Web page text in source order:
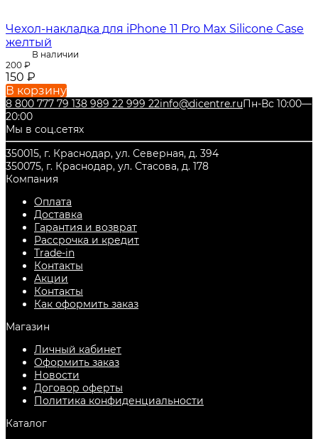
Чехол-накладка для iPhone 11 Pro Max Silicone Case
желтый
В наличии
200 ₽
150 ₽
В корзину
8 800 777 79 138 989 22 999 22info@dicentre.ruПн-Вс 10:00—
20:00
Мы в соц.сетях
350015, г. Краснодар, ул. Северная, д. 394
350075, г. Краснодар, ул. Стасова, д. 178
Компания
Оплата
Доставка
Гарантия и возврат
Рассрочка и кредит
Trade-in
Контакты
Акции
Контакты
Как оформить заказ
Магазин
Личный кабинет
Оформить заказ
Новости
Договор оферты
Политика конфиденциальности
Каталог